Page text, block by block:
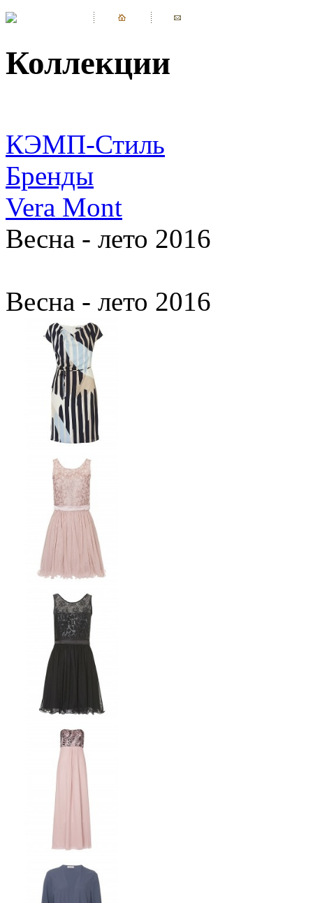
Коллекции
КЭМП-Стиль
Бренды
Vera Mont
Весна - лето 2016
Весна - лето 2016